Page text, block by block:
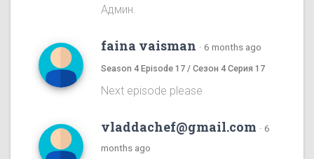
Админ.
faina vaisman · 6 months ago
Season 4 Episode 17 / Сезон 4 Серия 17
Next episode please
vladdachef@gmail.com · 6
months ago